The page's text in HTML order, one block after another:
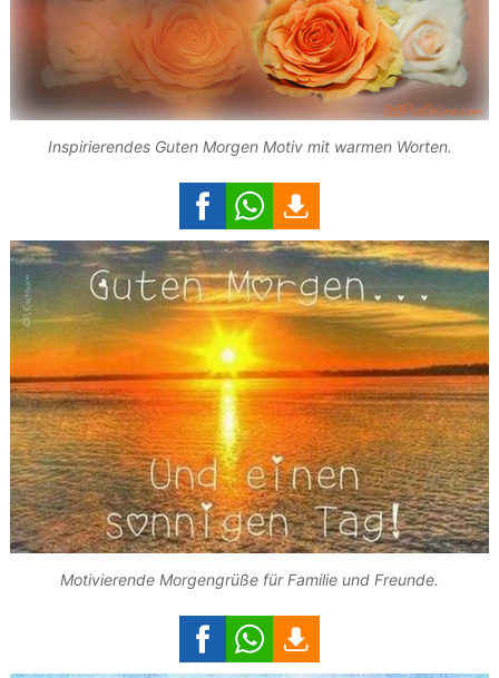
Inspirierendes Guten Morgen Motiv mit warmen Worten.
Motivierende Morgengrüße für Familie und Freunde.